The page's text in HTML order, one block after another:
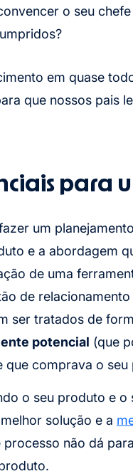
o seu
em quase
que nossos pais
para
um
e a abordagem
de uma
de
ser tratados de
potencial (que
que comprava o
o seu produto e
solução e a
não dá